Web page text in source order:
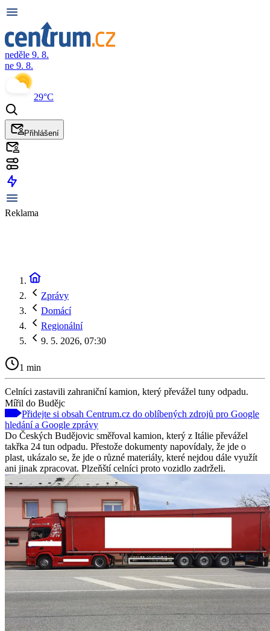
neděle 9. 8.
ne 9. 8.
29°C
Přihlášení
Reklama
Zprávy
Domácí
Regionální
9. 5. 2026, 07:30
1 min
Celníci zastavili zahraniční kamion, který převážel tuny odpadu.
Mířil do Budějc
Přidejte si obsah Centrum.cz do oblíbených zdrojů pro Google
hledání a Google zprávy
Do Českých Budějovic směřoval kamion, který z Itálie převážel
takřka 24 tun odpadu. Přestože dokumenty napovídaly, že jde o
plast, ukázalo se, že jde o různé materiály, které nejdou dále využít
ani jinak zpracovat. Plzeňští celníci proto vozidlo zadrželi.